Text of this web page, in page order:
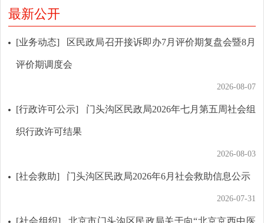
最新公开
[业务动态] 区民政局召开接诉即办7月评价期复盘会暨8月
评价期调度会
2026-08-07
[行政许可公示] 门头沟区民政局2026年七月第五周社会组
织行政许可结果
2026-08-03
[社会救助] 门头沟区民政局2026年6月社会救助信息公示
2026-07-31
[社会组织] 北京市门头沟区民政局关于向“北京京西中医